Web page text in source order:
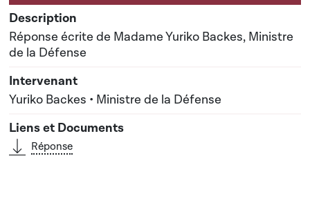
Réponse écrite de Madame Yuriko Backes, Ministre
de la Défense
Yuriko Backes • Ministre de la Défense
Réponse